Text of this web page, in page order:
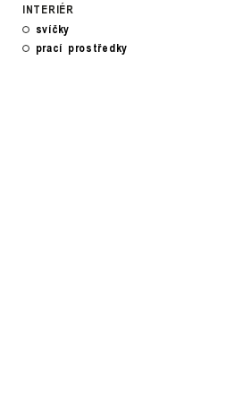
INTERIÉR
svíčky
prací prostředky